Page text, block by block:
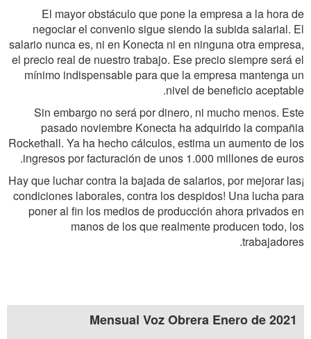
El mayor obstáculo que pone la empresa a la hora de
negociar el convenio sigue siendo la subida salarial. El
salario nunca es, ni en Konecta ni en ninguna otra empresa,
el precio real de nuestro trabajo. Ese precio siempre será el
mínimo indispensable para que la empresa mantenga un
nivel de beneficio aceptable.
Sin embargo no será por dinero, ni mucho menos. Este
pasado noviembre Konecta ha adquirido la compañia
Rockethall. Ya ha hecho cálculos, estima un aumento de los
ingresos por facturación de unos 1.000 millones de euros.
¡Hay que luchar contra la bajada de salarios, por mejorar las
condiciones laborales, contra los despidos! Una lucha para
poner al fin los medios de producción ahora privados en
manos de los que realmente producen todo, los
trabajadores.
Mensual Voz Obrera Enero de 2021